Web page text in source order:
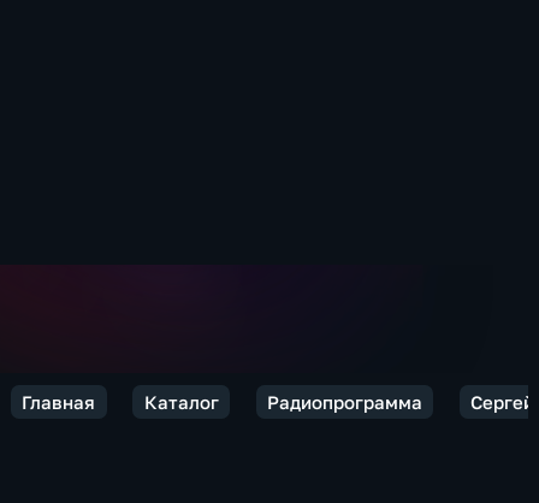
Главная Каталог Радиопрограмма Сергей